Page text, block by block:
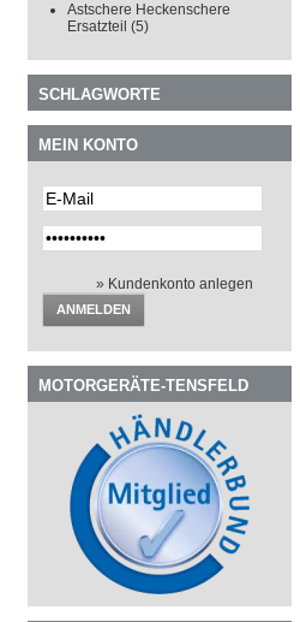
Astschere Heckenschere
Ersatzteil (5)
SCHLAGWORTE
MEIN KONTO
» Kundenkonto anlegen
ANMELDEN
MOTORGERÄTE-TENSFELD